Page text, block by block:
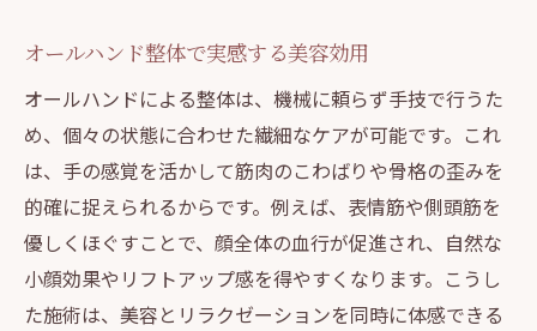
オールハンド整体で実感する美容効用
オールハンドによる整体は、機械に頼らず手技で行うた
め、個々の状態に合わせた繊細なケアが可能です。これ
は、手の感覚を活かして筋肉のこわばりや骨格の歪みを
的確に捉えられるからです。例えば、表情筋や側頭筋を
優しくほぐすことで、顔全体の血行が促進され、自然な
小顔効果やリフトアップ感を得やすくなります。こうし
た施術は、美容とリラクゼーションを同時に体感できる